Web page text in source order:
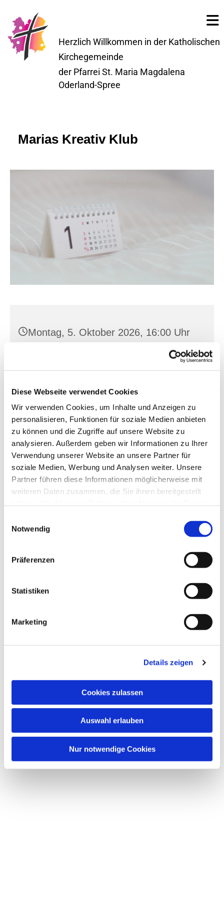
Diese Webseite verwendet Cookies
Wir verwenden Cookies, um Inhalte und Anzeigen zu
personalisieren, Funktionen für soziale Medien anbieten
zu können und die Zugriffe auf unsere Website zu
analysieren. Außerdem geben wir Informationen zu Ihrer
Verwendung unserer Website an unsere Partner für
soziale Medien, Werbung und Analysen weiter. Unsere
Partner führen diese Informationen möglicherweise mit
weiteren Daten zusammen, die Sie ihnen bereitgestellt
Notwendig
Präferenzen
Statistiken
Marketing
Details zeigen
Cookies zulassen
Auswahl erlauben
Nur notwendige Cookies
Herzlich Willkommen in der Katholischen
Kirchegemeinde
der Pfarrei St. Maria Magdalena
Oderland-Spree
Marias Kreativ Klub
Montag, 5. Oktober 2026, 16:00 Uhr
15232 Frankfurt (Oder)
interessieren